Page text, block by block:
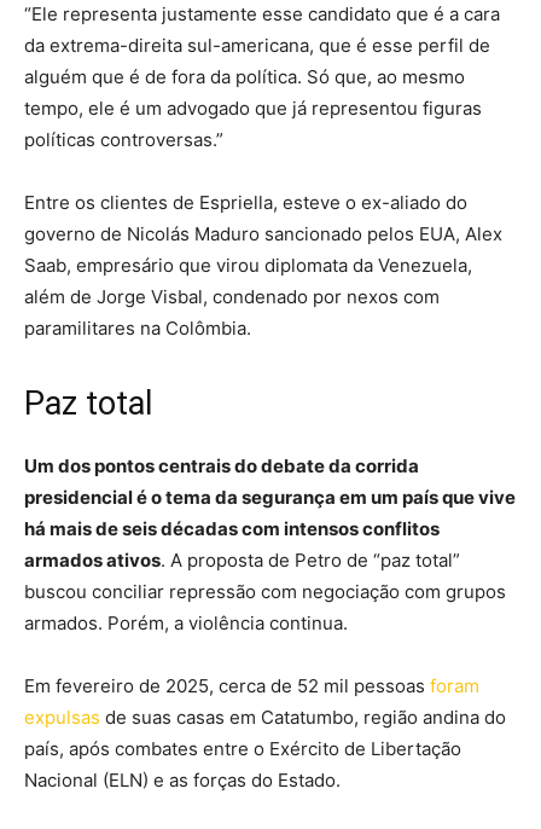
“Ele representa justamente esse candidato que é a cara
da extrema-direita sul-americana, que é esse perfil de
alguém que é de fora da política. Só que, ao mesmo
tempo, ele é um advogado que já representou figuras
políticas controversas.”
Entre os clientes de Espriella, esteve o ex-aliado do
governo de Nicolás Maduro sancionado pelos EUA, Alex
Saab, empresário que virou diplomata da Venezuela,
além de Jorge Visbal, condenado por nexos com
paramilitares na Colômbia.
Paz total
Um dos pontos centrais do debate da corrida
presidencial é o tema da segurança em um país que vive
há mais de seis décadas com intensos conflitos
armados ativos. A proposta de Petro de “paz total”
buscou conciliar repressão com negociação com grupos
armados. Porém, a violência continua.
Em fevereiro de 2025, cerca de 52 mil pessoas foram
expulsas de suas casas em Catatumbo, região andina do
país, após combates entre o Exército de Libertação
Nacional (ELN) e as forças do Estado.